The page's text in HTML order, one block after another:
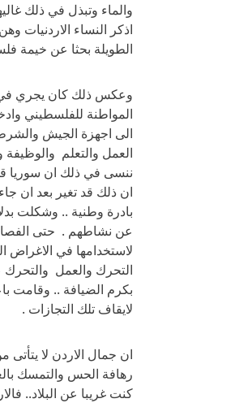
والماء وتبذل في ذلك
اذكر النساء الاردنيات
الطويلة بحثا عن خيمة
وعكس ذلك كان يجري في
المواطنة للفلسطيني
الى اجهزة الجيش
العمل والتعلم والوظيفة
ننسى في ذلك ان سوريا
ان ذلك قد تغير بعد ان
بادرة وطنية .. وشكلت
عن نشاطهم . حتى
لاستخدامها في الاغراض
التحرك والعمل والتحرك
بكرم الضيافة .. وقامت
لايقاف تلك التجازات .
ان جمال الاردن لا
رهافة الحس والتمسك
كنت غريبا عن البلاد..